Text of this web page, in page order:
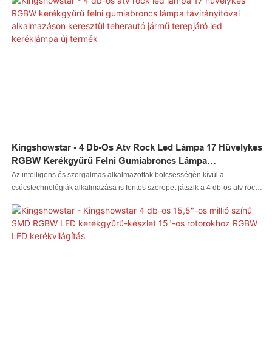
15,5 hüvelykes RGBW Auto Multiple Million Color + Pure White Wheel
világítókészlet millió színű APP vezérlővel nélkülözhetetlen az autóvilágítási
rendszerek területén.
Kingshowstar - 4 Db-Os Atv Rock Led Lámpa 17 Hüvelykes
RGBW Kerékgyűrű Felni Gumiabroncs Lámpa
Távirányítóval Alkalmazáson Keresztül Teherautó Jármű
Terepjáró Led Keréklámpa Új Termék
Az intelligens és szorgalmas alkalmazottak bölcsességén kívül a
csúcstechnológiák alkalmazása is fontos szerepet játszik a 4 db-os atv rock
távirányítóval történő gyártási folyamatában, teherautó jármű terepjáró led
keréklámpával. A termék az autóvilágítási rendszerek területére (területeire)
van irányulva.